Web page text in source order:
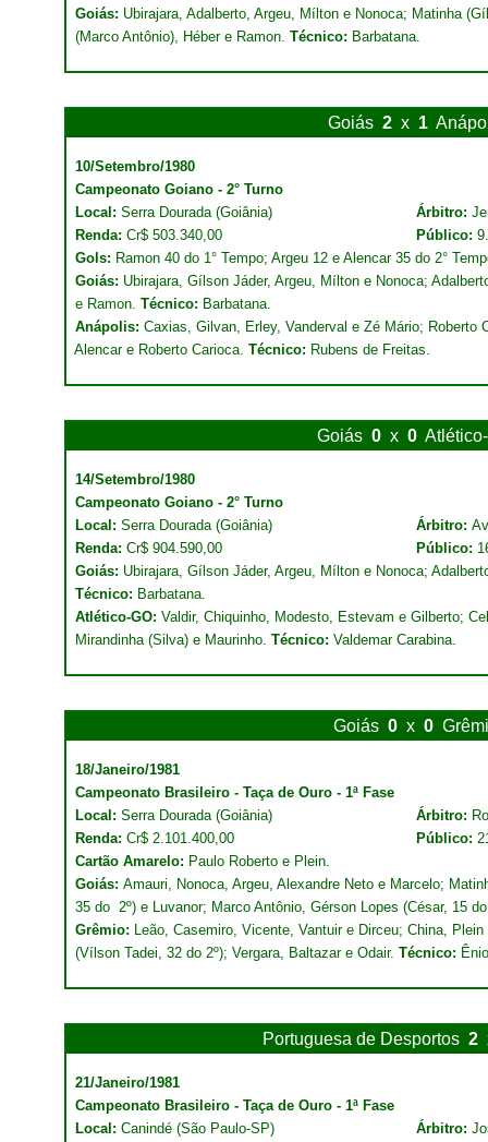
Goiás: Ubirajara, Adalberto, Argeu, Mílton e Nonoca; Matinha
(Marco Antônio), Héber e Ramon. Técnico: Barbatana.
Goiás 2 x 1
10/Setembro/1980
Campeonato Goiano - 2° Turno
Local: Serra Dourada (Goiânia) Árbitro:
Renda: Cr$ 503.340,00 Público:
Gols: Ramon 40 do 1° Tempo; Argeu 12 e Alencar 35 do 2°
Goiás: Ubirajara, Gílson Jáder, Argeu, Mílton e Nonoca;
e Ramon. Técnico: Barbatana.
Anápolis: Caxias, Gilvan, Erley, Vanderval e Zé Mário; Roberto
Alencar e Roberto Carioca. Técnico: Rubens de Freitas.
Goiás 0 x 0
14/Setembro/1980
Campeonato Goiano - 2° Turno
Local: Serra Dourada (Goiânia) Árbitro:
Renda: Cr$ 904.590,00 Público:
Goiás: Ubirajara, Gílson Jáder, Argeu, Mílton e Nonoca;
Técnico: Barbatana.
Atlético-GO: Valdir, Chiquinho, Modesto, Estevam e Gilberto;
Mirandinha (Silva) e Maurinho. Técnico: Valdemar Carabina.
Goiás 0 x 0
18/Janeiro/1981
Campeonato Brasileiro - Taça de Ouro - 1ª Fase
Local: Serra Dourada (Goiânia) Árbitro:
Renda: Cr$ 2.101.400,00 Público:
Cartão Amarelo: Paulo Roberto e Plein.
Goiás: Amauri, Nonoca, Argeu, Alexandre Neto e Marcelo;
35 do 2º) e Luvanor; Marco Antônio, Gérson Lopes (César, 15
Grêmio: Leão, Casemiro, Vicente, Vantuir e Dirceu; China,
(Vílson Tadei, 32 do 2º); Vergara, Baltazar e Odair. Técnico:
Portuguesa de Desportos 2
21/Janeiro/1981
Campeonato Brasileiro - Taça de Ouro - 1ª Fase
Local: Canindé (São Paulo-SP) Árbitro: